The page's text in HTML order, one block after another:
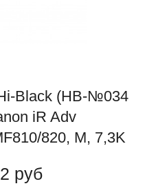
Black (HB-№034
iR Adv
820, M, 7,3K
руб